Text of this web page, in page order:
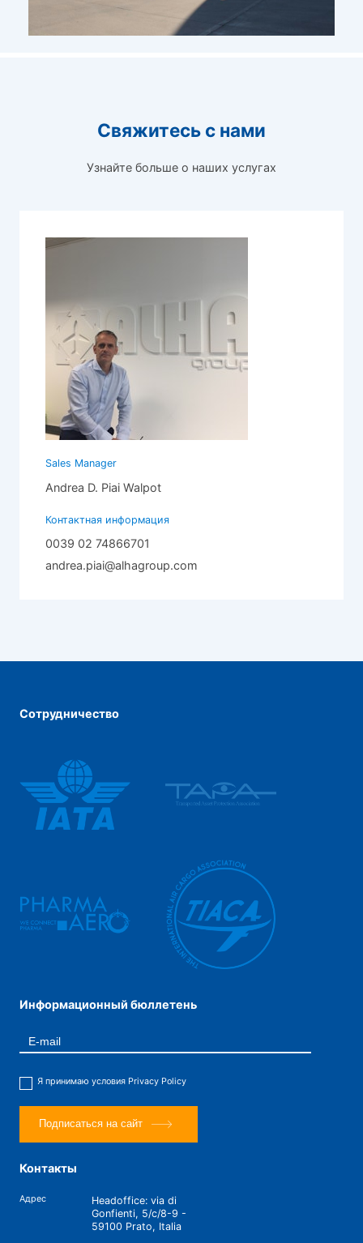
Свяжитесь с нами
Узнайте больше о наших услугах
Sales Manager
Andrea D. Piai Walpot
Контактная информация
0039 02 74866701
andrea.piai@alhagroup.com
Сотрудничество
Информационный бюллетень
Я принимаю условия Privacy Policy
Подписаться на сайт
Контакты
Адрес
Headoffice: via di
Gonfienti, 5/c/8-9 -
59100 Prato, Italia